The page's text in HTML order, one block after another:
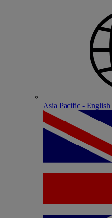
Asia Pacific - English